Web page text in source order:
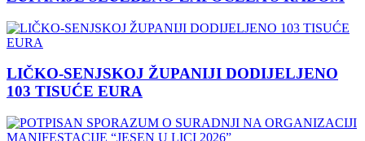
LIČKO-SENJSKOJ ŽUPANIJI DODIJELJENO
103 TISUĆE EURA